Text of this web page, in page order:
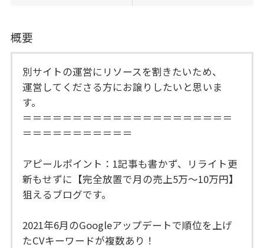
概要
別サイトの運営にリソースを割きたいため、
運営してくださる方にお譲りしたいと思いま
す。
＝＝＝＝＝＝＝＝＝＝＝＝＝＝＝＝＝＝＝＝＝
＝＝＝＝＝＝＝＝＝＝＝
アピールポイント：1記事も書かず、リライト更
新もせずに【完全放置で月の売上5万〜10万円】
狙えるブログです。
2021年6月のGoogleアップデートで順位を上げ
たCVキーワードが複数あり！